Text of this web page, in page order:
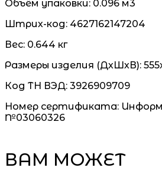
Объём упаковки: 0.096 м3
Штрих-код: 4627162147204
Вес: 0.644 кг
Размеры изделия (ДхШхВ):
Код ТН ВЭД: 3926909709
Номер сертификата:
№03060326
ВАМ МОЖЕТ